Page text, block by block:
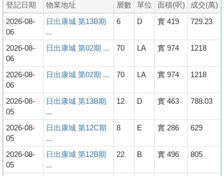
登記日期 物業地址 層數 單位 面積(呎)
成交(萬)
2026-08-
06
日出康城 第13B期
...
6 D 實 419 729.23
2026-08-
06
日出康城 第02期 ... 70 LA 實 974 1218
2026-08-
06
日出康城 第02期 ... 70 LA 實 974 1218
2026-08-
05
日出康城 第13B期
...
12 D 實 463 788.03
2026-08-
05
日出康城 第12C期
...
8 E 實 286 629
2026-08-
05
日出康城 第12B期
...
22 B 實 496 805